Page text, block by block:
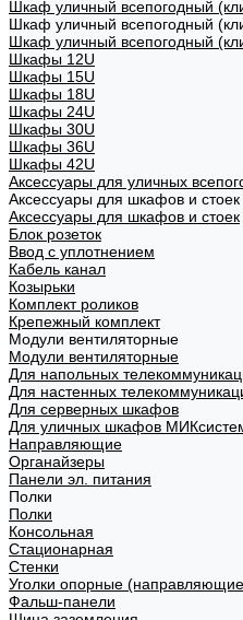
Шкаф уличный всепогодный
Шкаф уличный всепогодный
Шкаф уличный всепогодный
Шкафы 12U
Шкафы 15U
Шкафы 18U
Шкафы 24U
Шкафы 30U
Шкафы 36U
Шкафы 42U
Аксессуары для уличных
Аксессуары для шкафов и стоек
Аксессуары для шкафов и стоек
Блок розеток
Ввод с уплотнением
Кабель канал
Козырьки
Комплект роликов
Крепежный комплект
Модули вентиляторные
Модули вентиляторные
Для напольных
Для настенных
Для серверных шкафов
Для уличных шкафов
Направляющие
Органайзеры
Панели эл. питания
Полки
Полки
Консольная
Стационарная
Стенки
Уголки опорные
Фальш-панели